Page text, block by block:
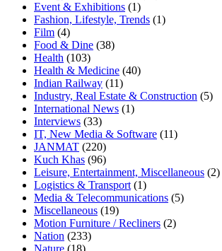
Event & Exhibitions (1)
Fashion, Lifestyle, Trends (1)
Film (4)
Food & Dine (38)
Health (103)
Health & Medicine (40)
Indian Railway (11)
Industry, Real Estate & Construction (5)
International News (1)
Interviews (33)
IT, New Media & Software (11)
JANMAT (220)
Kuch Khas (96)
Leisure, Entertainment, Miscellaneous (2)
Logistics & Transport (1)
Media & Telecommunications (5)
Miscellaneous (19)
Motion Furniture / Recliners (2)
Nation (233)
Nature (18)